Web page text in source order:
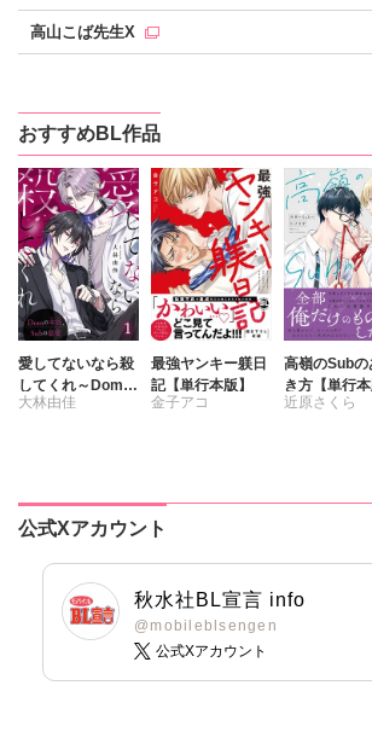
高山こば先生X
おすすめBL作品
愛してないなら殺
してくれ～Domの
本能、Subの慈愛
大林由佳
最強ヤンキー躾日
記【単行本版】
金子アコ
高嶺のSubの
き方【単行
2君の心をと
近原さくら
公式Xアカウント
秋水社BL宣言 info
@mobileblsengen
公式Xアカウント